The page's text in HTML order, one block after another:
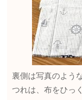
裏側は写真のよう
つれは、布をひっ